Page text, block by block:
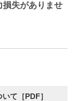
損失がありませ
て［PDF］